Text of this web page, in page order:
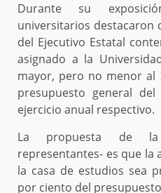
Durante su
universitarios destacaron
del Ejecutivo Estatal
asignado a la
mayor, pero no menor
presupuesto general
ejercicio anual respectivo.
La propuesta de
representantes- es que la
la casa de estudios sea
por ciento del